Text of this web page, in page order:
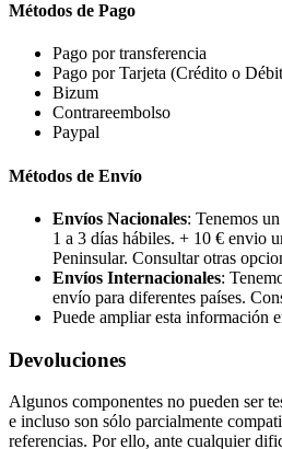
Métodos de Pago
Pago por transferencia
Pago por Tarjeta (Crédito o
Bizum
Contrareembolso
Paypal
Métodos de Envío
Envíos Nacionales: Tenemos
1 a 3 días hábiles. + 10 € envio
Peninsular. Consultar otras
Envíos Internacionales:
envío para diferentes países.
Puede ampliar esta información
Devoluciones
Algunos componentes no pueden ser
e incluso son sólo parcialmente
referencias. Por ello, ante cualquier